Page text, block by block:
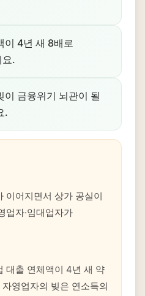
이 4년 새 8배로
요.
이 금융위기 뇌관이 될
.
이어지면서 상가 공실이
업자·임대업자가
대출 연체액이 4년 새 약
영업자의 빚은 연소득의